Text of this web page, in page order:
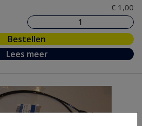
€ 1,00
Bestellen
Lees meer